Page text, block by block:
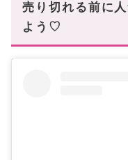
売り切れる前に
よう♡